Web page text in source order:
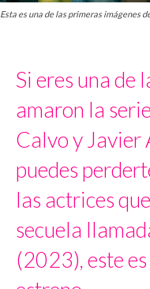
Esta es una de las primeras imágenes
Si eres una de
amaron la serie
Calvo y Javier
puedes
las actrices
secuela
(2023), este